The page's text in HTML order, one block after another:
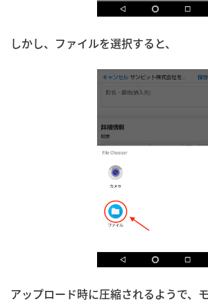
しかし、ファイルを選択すると、
アップロード時に圧縮されるようで、